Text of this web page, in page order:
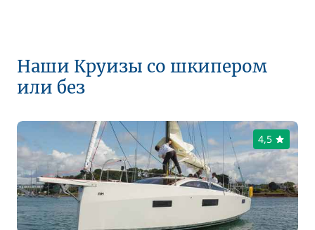
Наши Круизы со шкипером
или без
4,5